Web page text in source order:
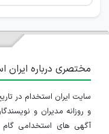
مختصری درباره ایران
و روزانه مدیران و
آگهی های استخدامی